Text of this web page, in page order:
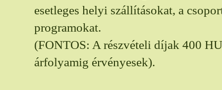
esetleges helyi szállításokat, a
programokat.
(FONTOS: A részvételi díjak 400
árfolyamig érvényesek).